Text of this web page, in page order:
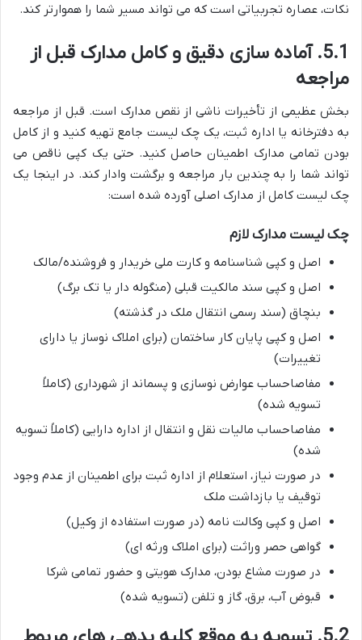
نکات، عصاره تجربیاتی است که می تواند مسیر شما را هموارتر کند.
5.1. آماده سازی دقیق و کامل مدارک قبل از
مراجعه
بخش عظیمی از تأخیرات ناشی از نقص مدارک است. قبل از مراجعه
به دفترخانه یا اداره ثبت، یک چک لیست جامع تهیه کنید و از کامل
بودن تمامی مدارک اطمینان حاصل کنید. حتی یک کپی ناقص می
تواند شما را به چندین بار مراجعه و برگشت وادار کند. در اینجا یک
چک لیست کامل از مدارک اصلی آورده شده است:
چک لیست مدارک لازم
اصل و کپی شناسنامه و کارت ملی خریدار و فروشنده/مالک
اصل و کپی سند مالکیت قبلی (منگوله دار یا تک برگ)
بنچاق (سند رسمی انتقال ملک در گذشته)
اصل و کپی پایان کار ساختمان (برای املاک نوساز یا دارای
تغییرات)
مفاصاحساب عوارض نوسازی و پسماند از شهرداری (کاملاً
تسویه شده)
مفاصاحساب مالیات نقل و انتقال از اداره دارایی (کاملاً تسویه
شده)
در صورت نیاز، استعلام از اداره ثبت برای اطمینان از عدم وجود
توقیف یا بازداشت ملک
اصل و کپی وکالت نامه (در صورت استفاده از وکیل)
گواهی حصر وراثت (برای املاک ورثه ای)
در صورت مشاع بودن، مدارک هویتی و حضور تمامی شرکا
قبوض آب، برق، گاز و تلفن (تسویه شده)